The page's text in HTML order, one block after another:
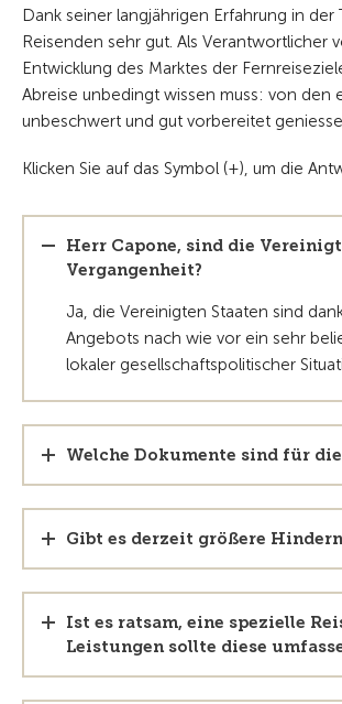
Dank seiner langjährigen Erfahrung in
Reisenden sehr gut. Als Verantwortlicher
Entwicklung des Marktes der
Abreise unbedingt wissen muss: von den
unbeschwert und gut vorbereitet
Klicken Sie auf das Symbol (+), um die
Herr Capone, sind die
Vergangenheit?
Ja, die Vereinigten Staaten sind
Angebots nach wie vor ein sehr
lokaler gesellschaftspolitischer
Welche Dokumente sind für
Gibt es derzeit größere
Ist es ratsam, eine spezielle
Leistungen sollte diese